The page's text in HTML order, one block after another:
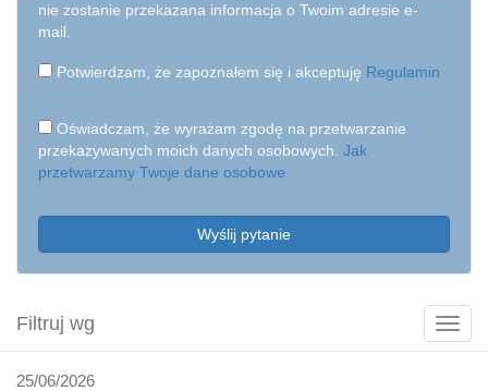
Pokaż
filtry
Filtruj wg
nie zostanie przekazana informacja o Twoim adresie e-
mail.
Potwierdzam, że zapoznałem się i akceptuję Regulamin
Oświadczam, że wyrażam zgodę na przetwarzanie
przekazywanych moich danych osobowych. Jak
przetwarzamy Twoje dane osobowe
Wyślij pytanie
25/06/2026